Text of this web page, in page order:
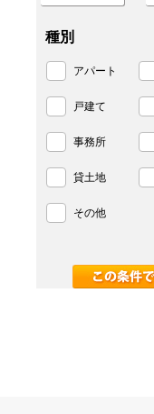
種別
アパート
戸建て
事務所
貸土地
その他